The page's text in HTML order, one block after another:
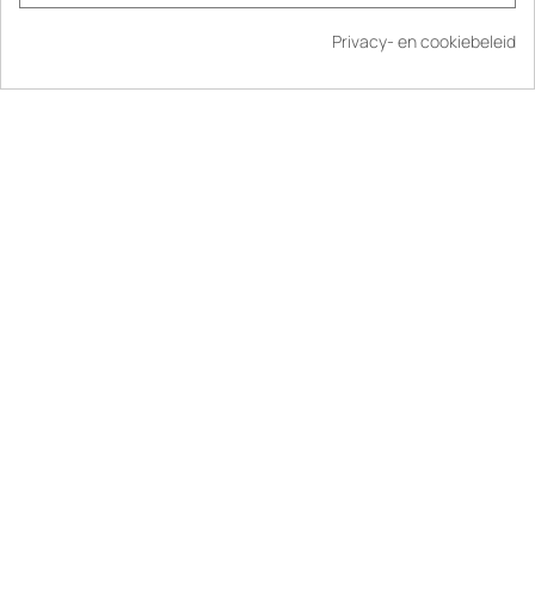
Kopen
Mijn after-sales servicegebied
Privacy- en cookiebeleid